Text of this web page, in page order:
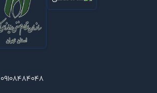
09108484048